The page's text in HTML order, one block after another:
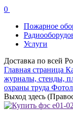
0
Пожарное
Услуги
Доставка по всей
Главная страница
журналы, стенды,
охраны труда
Выход здесь